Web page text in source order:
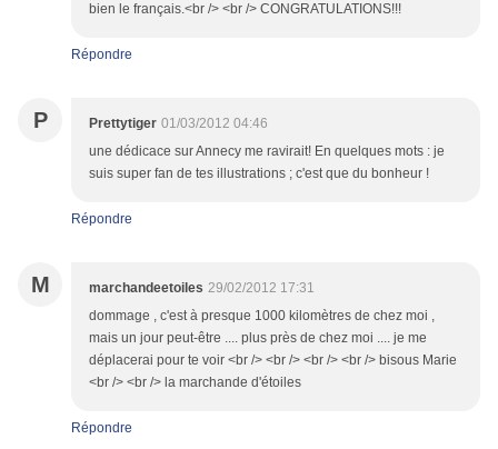
bien le français.<br /> <br /> CONGRATULATIONS!!!
Répondre
P Prettytiger 01/03/2012 04:46
une dédicace sur Annecy me ravirait! En quelques mots : je
suis super fan de tes illustrations ; c'est que du bonheur !
Répondre
M marchandeetoiles 29/02/2012 17:31
dommage , c'est à presque 1000 kilomètres de chez moi ,
mais un jour peut-être .... plus près de chez moi .... je me
déplacerai pour te voir <br /> <br /> <br /> <br /> bisous Marie
<br /> <br /> la marchande d'étoiles
Répondre